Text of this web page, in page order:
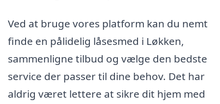
Ved at bruge vores platform kan du nemt
finde en pålidelig låsesmed i Løkken,
sammenligne tilbud og vælge den bedste
service der passer til dine behov. Det har
aldrig været lettere at sikre dit hjem med